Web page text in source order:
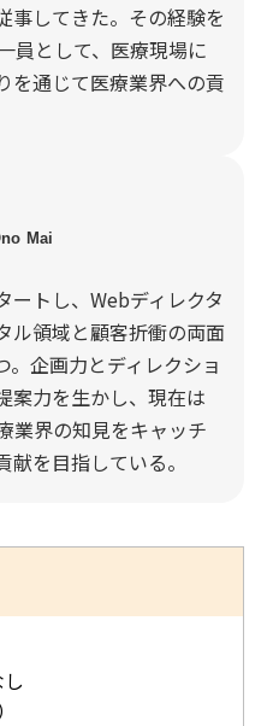
事してきた。その経験を
員として、医療現場に
を通じて医療業界への貢
Mai
ートし、Webディレクタ
ル領域と顧客折衝の両面
。企画力とディレクショ
案力を生かし、現在は
業界の知見をキャッチ
を目指している。